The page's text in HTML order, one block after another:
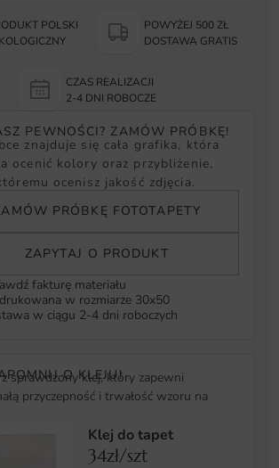
POLSKI
POWYŻEJ 500 ZŁ
DOSTAWA GRATIS
CZAS REALIZACJI
2-4 DNI ROBOCZE
PEWNOŚCI? ZAMÓW PRÓBKĘ!
znajduje się cała grafika, która
ocenić kolory oraz przybliżenie,
ocenisz jakość zdjęcia.
PRÓBKĘ FOTOTAPETY
ZAPYTAJ O PRODUKT
fakturę materiału
w rozmiarze 30x50
w ciągu 2-4 dni roboczych
O KLEJU!
sprawdzony klej, który zapewni
przyczepność i trwałość wzoru na
Klej do tapet
34zł/szt